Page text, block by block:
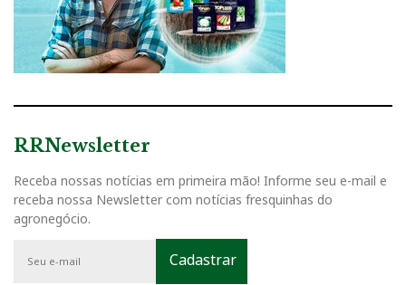
RRNewsletter
Receba nossas notícias em primeira mão! Informe seu e-mail e
receba nossa Newsletter com notícias fresquinhas do
agronegócio.